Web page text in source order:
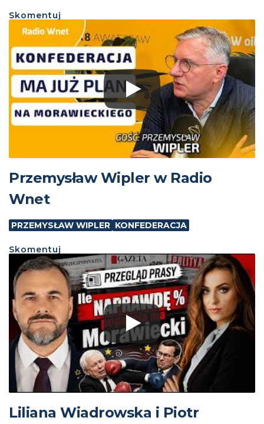
Skomentuj
Przemysław Wipler w Radio
Wnet
PRZEMYSŁAW WIPLER KONFEDERACJA
Skomentuj
Liliana Wiadrowska i Piotr